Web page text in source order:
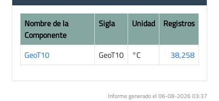
Nombre de la
Componente
Sigla Unidad Registros
GeoT10 GeoT10 °C 38,258
Informe generado el 06-08-2026 03:37